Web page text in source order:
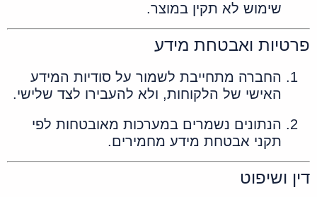
שימוש לא תקין במוצר.
פרטיות ואבטחת מידע
החברה מתחייבת לשמור על סודיות המידע
האישי של הלקוחות, ולא להעבירו לצד שלישי.
הנתונים נשמרים במערכות מאובטחות לפי
תקני אבטחת מידע מחמירים.
דין ושיפוט